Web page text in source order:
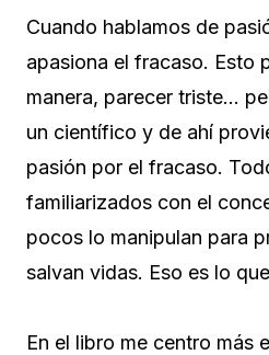
Cuando hablamos de
apasiona el fracaso. Esto
manera, parecer triste…
un científico y de ahí
pasión por el fracaso.
familiarizados con el
pocos lo manipulan para
salvan vidas. Eso es lo
En el libro me centro más